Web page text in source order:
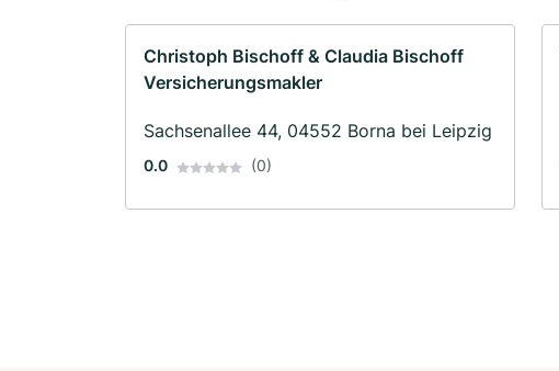
Christoph Bischoff & Claudia Bischoff
Versicherungsmakler
Sachsenallee 44, 04552 Borna bei Leipzig
0.0 (0)